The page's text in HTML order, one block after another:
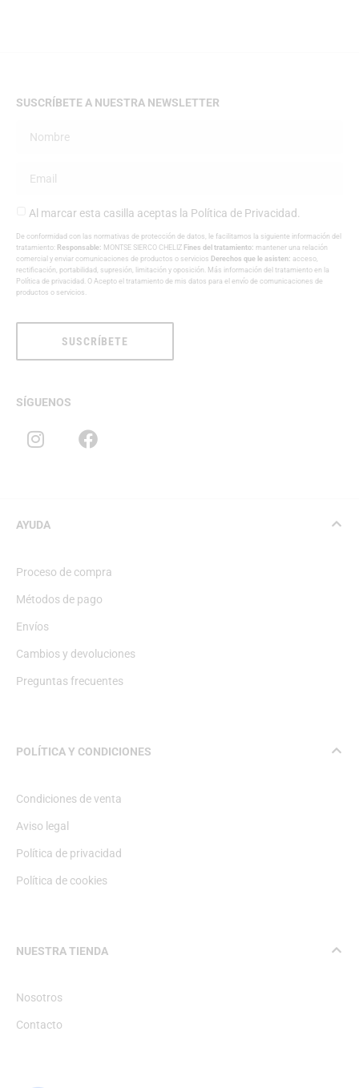
SUSCRÍBETE A NUESTRA NEWSLETTER
Al marcar esta casilla aceptas la Política de Privacidad.
De conformidad con las normativas de protección de datos, le facilitamos la siguiente información del
tratamiento: Responsable: MONTSE SIERCO CHELIZ Fines del tratamiento: mantener una relación
comercial y enviar comunicaciones de productos o servicios Derechos que le asisten: acceso,
rectificación, portabilidad, supresión, limitación y oposición. Más información del tratamiento en la
Política de privacidad . O Acepto el tratamiento de mis datos para el envío de comunicaciones de
productos o servicios.
SUSCRÍBETE
SÍGUENOS
AYUDA
Proceso de compra
Métodos de pago
Envíos
Cambios y devoluciones
Preguntas frecuentes
POLÍTICA Y CONDICIONES
Condiciones de venta
Aviso legal
Política de privacidad
Política de cookies
NUESTRA TIENDA
Nosotros
Contacto